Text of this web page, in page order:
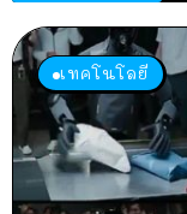
เทคโนโลยี